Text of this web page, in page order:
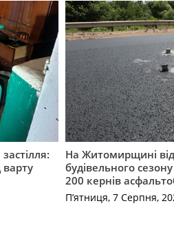
варту
На Житомирщині
будівельного
200 кернів
П’ятниця, 7 Серпня,